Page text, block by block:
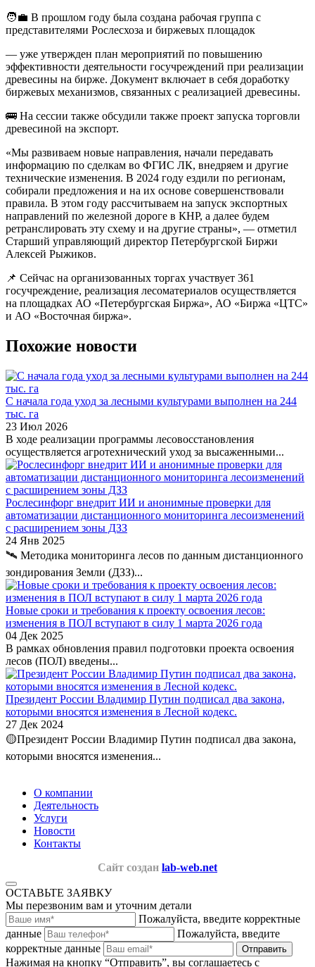
🧑‍💼 В прошлом году была создана рабочая группа с
представителями Рослесхоза и биржевых площадок
— уже утвержден план мероприятий по повышению
эффективности деятельности госучреждений при реализации
древесины на бирже. Документ включает в себя доработку
биржевых механизмов, связанных с реализацией древесины.
🚌 На сессии также обсудили также проект запуска торговли
древесиной на экспорт.
«Мы развиваем новые направления, начали передавать
информацию по сделкам во ФГИС ЛК, внедряем и другие
технические изменения. В 2024 году ездили по регионам,
собирали предложения и на их основе совершенствовали
правила. В этом году рассчитываем на запуск экспортных
направлений по железной дороге в КНР, а далее будем
ретранслировать эту схему и на другие страны», — отметил
Старший управляющий директор Петербургской Биржи
Алексей Рыжиков.
📌 Сейчас на организованных торгах участвует 361
госучреждение, реализация лесоматериалов осуществляется
на площадках АО «Петербургская Биржа», АО «Биржа «ЦТС»
и АО «Восточная биржа».
Похожие новости
С начала года уход за лесными культурами выполнен на 244
тыс. га
23 Июл 2026
В ходе реализации программы лесовосстановления
осуществляется агротехнический уход за высаженными...
Рослесинфорг внедрит ИИ и анонимные проверки для
автоматизации дистанционного мониторинга лесоизменений
с расширением зоны ДЗЗ
24 Янв 2025
🛰 Методика мониторинга лесов по данным дистанционного
зондирования Земли (ДЗЗ)...
Новые сроки и требования к проекту освоения лесов:
изменения в ПОЛ вступают в силу 1 марта 2026 года
04 Дек 2025
В рамках обновления правил подготовки проекта освоения
лесов (ПОЛ) введены...
Президент России Владимир Путин подписал два закона,
которыми вносятся изменения в Лесной кодекс.
27 Дек 2024
🟡Президент России Владимир Путин подписал два закона,
которыми вносятся изменения...
О компании
Деятельность
Услуги
Новости
Контакты
Сайт создан lab-web.net
ОСТАВЬТЕ ЗАЯВКУ
Мы перезвоним вам и уточним детали
Пожалуйста, введите корректные
данные
Пожалуйста, введите
корректные данные
Отправить
Нажимая на кнопку “Отправить”, вы соглашаетесь с